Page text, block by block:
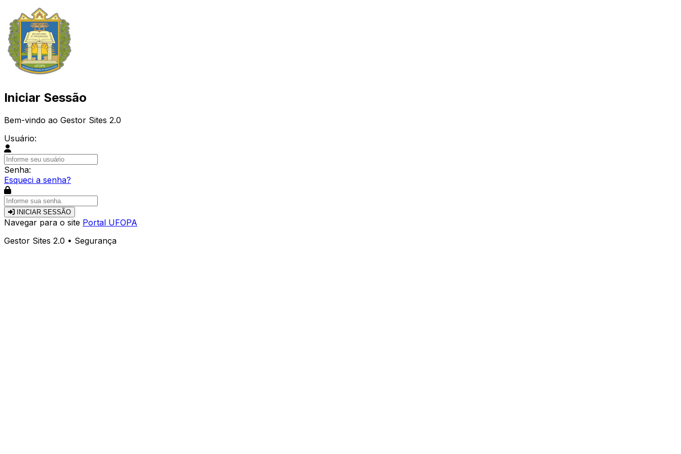
Iniciar Sessão
Bem-vindo ao Gestor Sites 2.0
Usuário:
Senha:
Esqueci a senha?
INICIAR SESSÃO
Navegar para o site Portal UFOPA
Gestor Sites 2.0 • Segurança